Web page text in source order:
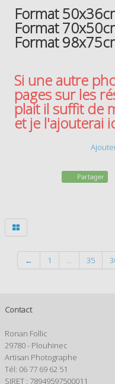
Format
Format
Format
Si une autre
pages sur les
plait il suffit de
et je l'ajouterai
Partager
← 1 ... 35
Contact
Ronan Follic
29780 - Plouhinec
Artisan Photographe
Tél: 06 77 69 62 51
SIRET : 78949597500011